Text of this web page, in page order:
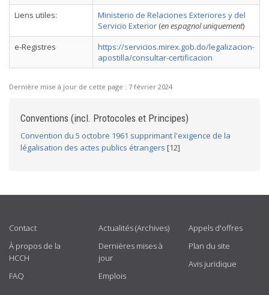
Liens utiles:
Ministerio de Relaciones Exteriores y del
Servicio Exterior (en espagnol uniquement)
e-Registres
https://servicios.mirex.gob.do/legalizacion-
apostilla/consultar-certificacion
Dernière mise à jour de cette page : 7 février 2024
Conventions (incl. Protocoles et Principes)
Convention du 5 octobre 1961 supprimant l'exigence de la
légalisation des actes publics étrangers [12]
Contact
À propos de la
HCCH
FAQ
Actualités (Archives)
Dernières mises à
jour
Emplois
Appels d'offres
Plan du site
Avis juridique